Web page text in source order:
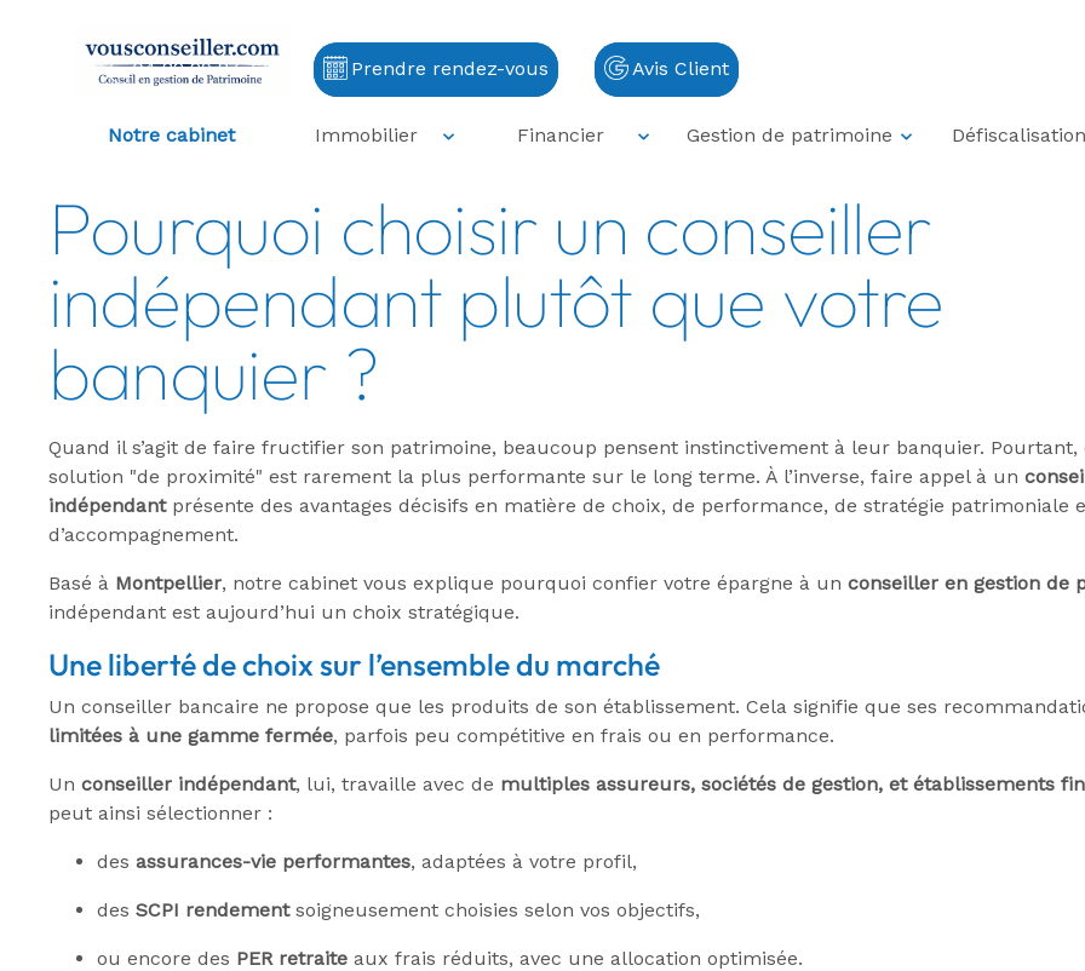
04 82 29 87 73 Prendre rendez-vous Avis Client
Notre cabinet Immobilier Financier Gestion de patrimoine Défiscalisation
Accueil Notre cabinet Pourquoi choisir un conseiller indépendant plutôt que votre banquier ?
Pourquoi choisir un conseiller
indépendant plutôt que votre
banquier ?
Quand il s’agit de faire fructifier son patrimoine, beaucoup pensent instinctivement à leur banquier. Pourtant,
solution "de proximité" est rarement la plus performante sur le long terme. À l’inverse, faire appel à un
indépendantprésente des avantages décisifs en matière de choix, de performance, de stratégie patrimoniale
d’accompagnement.
Basé à Montpellier, notre cabinet vous explique pourquoi confier votre épargne à un conseiller en gestion de
indépendant est aujourd’hui un choix stratégique.
Une liberté de choix sur l’ensemble du marché
Un conseiller bancaire ne propose que les produits de son établissement. Cela signifie que ses
limitées à une gamme fermée, parfois peu compétitive en frais ou en performance.
Un conseiller indépendant, lui, travaille avec de multiples assureurs, sociétés de gestion, et établissements
peut ainsi sélectionner :
des assurances-vie performantes, adaptées à votre profil,
des SCPI rendementsoigneusement choisies selon vos objectifs,
ou encore des PER retraite aux frais réduits, avec une allocation optimisée.